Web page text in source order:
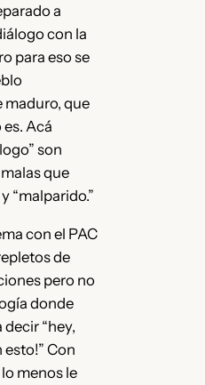
a
con la
para eso se
que
Acá
son
que
“malparido.”
con el PAC
de
pero no
donde
decir “hey,
esto!” Con
menos le